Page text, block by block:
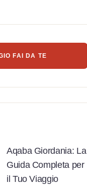
FAI DA TE
Aqaba Giordania: La
Guida Completa per
il Tuo Viaggio